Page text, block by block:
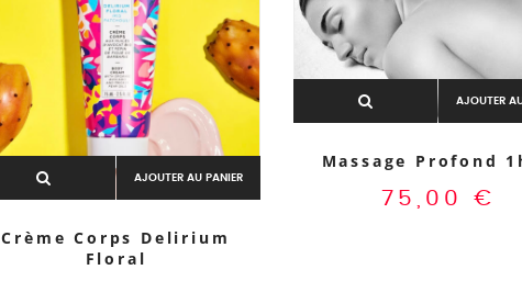
AJOUTER AU PANIER
Crème Corps Delirium
Floral
AJOUTER
Massage Profond
75,00 €